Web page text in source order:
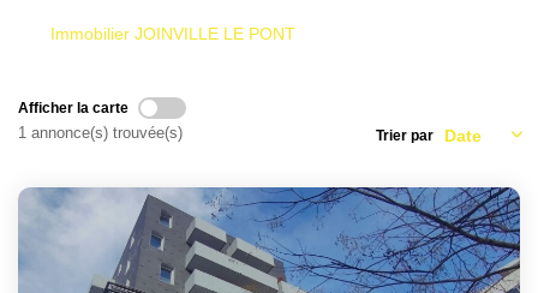
AFR IMMOBILIER Chatou - Location | Gestion | Syndic
AFR IMMOBILIER Houilles
AFR IMMOBILIER Sartrouville
Immobilier JOINVILLE LE PONT
Afficher la carte
1 annonce(s) trouvée(s) Trier par